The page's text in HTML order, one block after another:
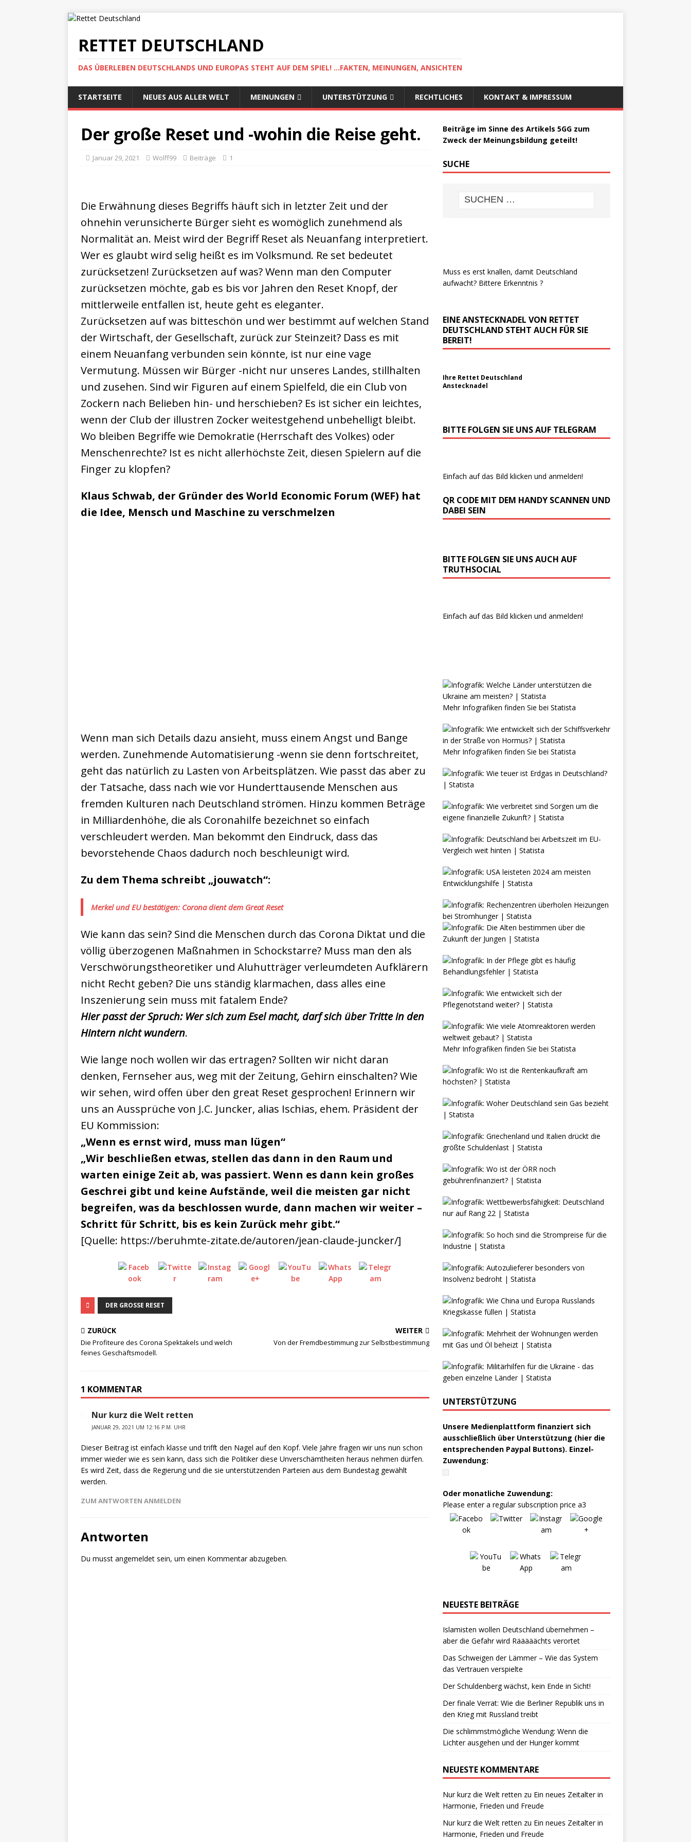
RETTET DEUTSCHLAND
DAS ÜBERLEBEN DEUTSCHLANDS UND EUROPAS STEHT AUF DEM SPIEL! ...FAKTEN, MEINUNGEN, ANSICHTEN
STARTSEITE NEUES AUS ALLER WELT MEINUNGEN UNTERSTÜTZUNG RECHTLICHES KONTAKT & IMPRESSUM
Der große Reset und -wohin die Reise geht.
Januar 29, 2021 Wolff99 Beiträge 1
Die Erwähnung dieses Begriffs häuft sich in letzter Zeit und der
ohnehin verunsicherte Bürger sieht es womöglich zunehmend als
Normalität an. Meist wird der Begriff Reset als Neuanfang interpretiert.
Wer es glaubt wird selig heißt es im Volksmund. Re set bedeutet
zurücksetzen! Zurücksetzen auf was? Wenn man den Computer
zurücksetzen möchte, gab es bis vor Jahren den Reset Knopf, der
mittlerweile entfallen ist, heute geht es eleganter.
Zurücksetzen auf was bitteschön und wer bestimmt auf welchen Stand
der Wirtschaft, der Gesellschaft, zurück zur Steinzeit? Dass es mit
einem Neuanfang verbunden sein könnte, ist nur eine vage
Vermutung. Müssen wir Bürger -nicht nur unseres Landes, stillhalten
und zusehen. Sind wir Figuren auf einem Spielfeld, die ein Club von
Zockern nach Belieben hin- und herschieben? Es ist sicher ein leichtes,
wenn der Club der illustren Zocker weitestgehend unbehelligt bleibt.
Wo bleiben Begriffe wie Demokratie (Herrschaft des Volkes) oder
Menschenrechte? Ist es nicht allerhöchste Zeit, diesen Spielern auf die
Finger zu klopfen?
Klaus Schwab, der Gründer des World Economic Forum (WEF) hat
die Idee, Mensch und Maschine zu verschmelzen
Wenn man sich Details dazu ansieht, muss einem Angst und Bange
werden. Zunehmende Automatisierung -wenn sie denn fortschreitet,
geht das natürlich zu Lasten von Arbeitsplätzen. Wie passt das aber zu
der Tatsache, dass nach wie vor Hunderttausende Menschen aus
fremden Kulturen nach Deutschland strömen. Hinzu kommen Beträge
in Milliardenhöhe, die als Coronahilfe bezeichnet so einfach
verschleudert werden. Man bekommt den Eindruck, dass das
bevorstehende Chaos dadurch noch beschleunigt wird.
Zu dem Thema schreibt „jouwatch“:
Merkel und EU bestätigen: Corona dient dem Great Reset
Wie kann das sein? Sind die Menschen durch das Corona Diktat und die
völlig überzogenen Maßnahmen in Schockstarre? Muss man den als
Verschwörungstheoretiker und Aluhutträger verleumdeten Aufklärern
nicht Recht geben? Die uns ständig klarmachen, dass alles eine
Inszenierung sein muss mit fatalem Ende?
Hier passt der Spruch: Wer sich zum Esel macht, darf sich über Tritte in den
Hintern nicht wundern.
Wie lange noch wollen wir das ertragen? Sollten wir nicht daran
denken, Fernseher aus, weg mit der Zeitung, Gehirn einschalten? Wie
wir sehen, wird offen über den great Reset gesprochen! Erinnern wir
uns an Aussprüche von J.C. Juncker, alias Ischias, ehem. Präsident der
EU Kommission:
„Wenn es ernst wird, muss man lügen“
„Wir beschließen etwas, stellen das dann in den Raum und
warten einige Zeit ab, was passiert. Wenn es dann kein großes
Geschrei gibt und keine Aufstände, weil die meisten gar nicht
begreifen, was da beschlossen wurde, dann machen wir weiter –
Schritt für Schritt, bis es kein Zurück mehr gibt.“
[Quelle: https://beruhmte-zitate.de/autoren/jean-claude-juncker/]
DER GROSSE RESET
ZURÜCK
Die Profiteure des Corona Spektakels und welch
feines Geschäftsmodell.
WEITER
Von der Fremdbestimmung zur Selbstbestimmung
1 KOMMENTAR
Nur kurz die Welt retten
JANUAR 29, 2021 UM 12:16 P.M. UHR
Dieser Beitrag ist einfach klasse und trifft den Nagel auf den Kopf. Viele Jahre fragen wir uns nun schon
immer wieder wie es sein kann, dass sich die Politiker diese Unverschämtheiten heraus nehmen dürfen.
Es wird Zeit, dass die Regierung und die sie unterstützenden Parteien aus dem Bundestag gewählt
werden.
ZUM ANTWORTEN ANMELDEN
Antworten
Du musst angemeldet sein, um einen Kommentar abzugeben.
Beiträge im Sinne des Artikels 5GG zum
Zweck der Meinungsbildung geteilt!
SUCHE
Muss es erst knallen, damit Deutschland
aufwacht? Bittere Erkenntnis ?
EINE ANSTECKNADEL VON RETTET
DEUTSCHLAND STEHT AUCH FÜR SIE
BEREIT!
Ihre Rettet Deutschland
Anstecknadel
BITTE FOLGEN SIE UNS AUF TELEGRAM
Einfach auf das Bild klicken und anmelden!
QR CODE MIT DEM HANDY SCANNEN UND
DABEI SEIN
BITTE FOLGEN SIE UNS AUCH AUF
TRUTHSOCIAL
Einfach auf das Bild klicken und anmelden!
Mehr Infografiken finden Sie bei Statista
Mehr Infografiken finden Sie bei Statista
Mehr Infografiken finden Sie bei Statista
UNTERSTÜTZUNG
Unsere Medienplattform finanziert sich
ausschließlich über Unterstützung (hier die
entsprechenden Paypal Buttons). Einzel-
Zuwendung:
Oder monatliche Zuwendung:
Please enter a regular subscription price a3
NEUESTE BEITRÄGE
Islamisten wollen Deutschland übernehmen –
aber die Gefahr wird Rääääächts verortet
Das Schweigen der Lämmer – Wie das System
das Vertrauen verspielte
Der Schuldenberg wächst, kein Ende in Sicht!
Der finale Verrat: Wie die Berliner Republik uns in
den Krieg mit Russland treibt
Die schlimmstmögliche Wendung: Wenn die
Lichter ausgehen und der Hunger kommt
NEUESTE KOMMENTARE
Nur kurz die Welt retten zu Ein neues Zeitalter in
Harmonie, Frieden und Freude
Nur kurz die Welt retten zu Ein neues Zeitalter in
Harmonie, Frieden und Freude